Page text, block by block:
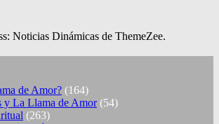
Noticias Dinámicas de ThemeZee.
de Amor? (164)
y La Llama de Amor(54)
(263)